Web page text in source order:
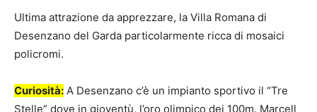
Ultima attrazione da apprezzare, la Villa Romana di
Desenzano del Garda particolarmente ricca di mosaici
policromi.
Curiosità: A Desenzano c’è un impianto sportivo il “Tre
Stelle” dove in gioventù, l’oro olimpico dei 100m. Marcell